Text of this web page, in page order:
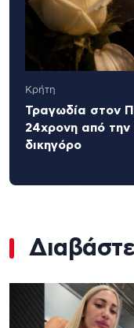
Κρήτη
Τραγωδία στον
24χρονη από την
δικηγόρο